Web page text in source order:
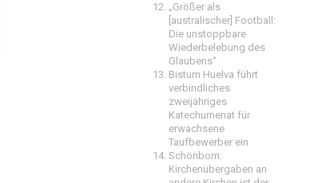
„Größer als
[australischer] Football:
Die unstoppbare
Wiederbelebung des
Glaubens“
Bistum Huelva führt
verbindliches
zweijähriges
Katechumenat für
erwachsene
Taufbewerber ein
Schönborn:
Kirchenübergaben an